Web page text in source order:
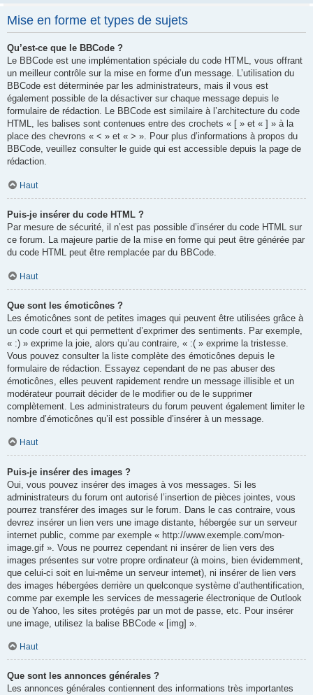
Mise en forme et types de sujets
Qu’est-ce que le BBCode ?
Le BBCode est une implémentation spéciale du code HTML, vous offrant
un meilleur contrôle sur la mise en forme d’un message. L’utilisation du
BBCode est déterminée par les administrateurs, mais il vous est
également possible de la désactiver sur chaque message depuis le
formulaire de rédaction. Le BBCode est similaire à l’architecture du code
HTML, les balises sont contenues entre des crochets « [ » et « ] » à la
place des chevrons « < » et « > ». Pour plus d’informations à propos du
BBCode, veuillez consulter le guide qui est accessible depuis la page de
rédaction.
Haut
Puis-je insérer du code HTML ?
Par mesure de sécurité, il n’est pas possible d’insérer du code HTML sur
ce forum. La majeure partie de la mise en forme qui peut être générée par
du code HTML peut être remplacée par du BBCode.
Haut
Que sont les émoticônes ?
Les émoticônes sont de petites images qui peuvent être utilisées grâce à
un code court et qui permettent d’exprimer des sentiments. Par exemple,
« :) » exprime la joie, alors qu’au contraire, « :( » exprime la tristesse.
Vous pouvez consulter la liste complète des émoticônes depuis le
formulaire de rédaction. Essayez cependant de ne pas abuser des
émoticônes, elles peuvent rapidement rendre un message illisible et un
modérateur pourrait décider de le modifier ou de le supprimer
complètement. Les administrateurs du forum peuvent également limiter le
nombre d’émoticônes qu’il est possible d’insérer à un message.
Haut
Puis-je insérer des images ?
Oui, vous pouvez insérer des images à vos messages. Si les
administrateurs du forum ont autorisé l’insertion de pièces jointes, vous
pourrez transférer des images sur le forum. Dans le cas contraire, vous
devrez insérer un lien vers une image distante, hébergée sur un serveur
internet public, comme par exemple « http://www.exemple.com/mon-
image.gif ». Vous ne pourrez cependant ni insérer de lien vers des
images présentes sur votre propre ordinateur (à moins, bien évidemment,
que celui-ci soit en lui-même un serveur internet), ni insérer de lien vers
des images hébergées derrière un quelconque système d’authentification,
comme par exemple les services de messagerie électronique de Outlook
ou de Yahoo, les sites protégés par un mot de passe, etc. Pour insérer
une image, utilisez la balise BBCode « [img] ».
Haut
Que sont les annonces générales ?
Les annonces générales contiennent des informations très importantes